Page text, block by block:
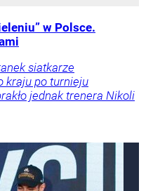
w Polsce.
siatkarze
kraju po turnieju
jednak trenera Nikoli